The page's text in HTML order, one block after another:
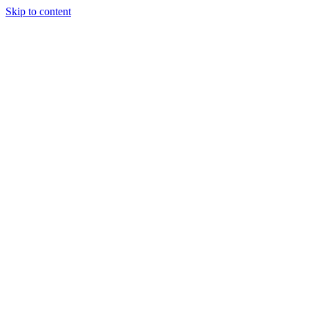
Skip to content